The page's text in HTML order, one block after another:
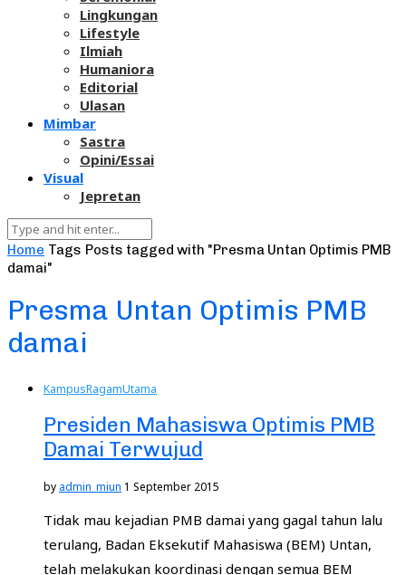
Lingkungan
Lifestyle
Ilmiah
Humaniora
Editorial
Ulasan
Mimbar
Sastra
Opini/Essai
Visual
Jepretan
Home Tags Posts tagged with "Presma Untan Optimis PMB
damai"
Presma Untan Optimis PMB
damai
KampusRagamUtama
Presiden Mahasiswa Optimis PMB
Damai Terwujud
by admin_miun 1 September 2015
Tidak mau kejadian PMB damai yang gagal tahun lalu
terulang, Badan Eksekutif Mahasiswa (BEM) Untan,
telah melakukan koordinasi dengan semua BEM